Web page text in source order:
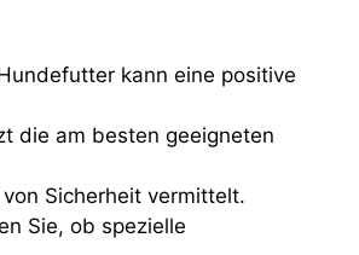
kann eine positive
die am besten geeigneten
Sicherheit vermittelt.
Sie, ob spezielle